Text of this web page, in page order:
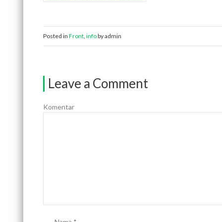
Posted in Front infoby admin
Leave a Comment
Komentar